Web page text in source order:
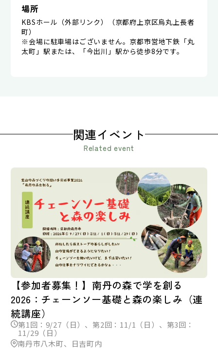
場所
KBSホール（外部リンク）（京都府上京区烏丸上長者
町）
※会場に駐車場はございません。京都市営地下鉄「丸
太町」駅または、「今出川」駅から徒歩8分です。
関連イベント
Related event
【参加者募集！】南丹の森で学を創る
2026：チェーンソー基礎と森の楽しみ（連
続講座）
第1回：9/27（日）、第2回：11/1（日）、第3回：
11/29（日）
南丹市八木町、日吉町内